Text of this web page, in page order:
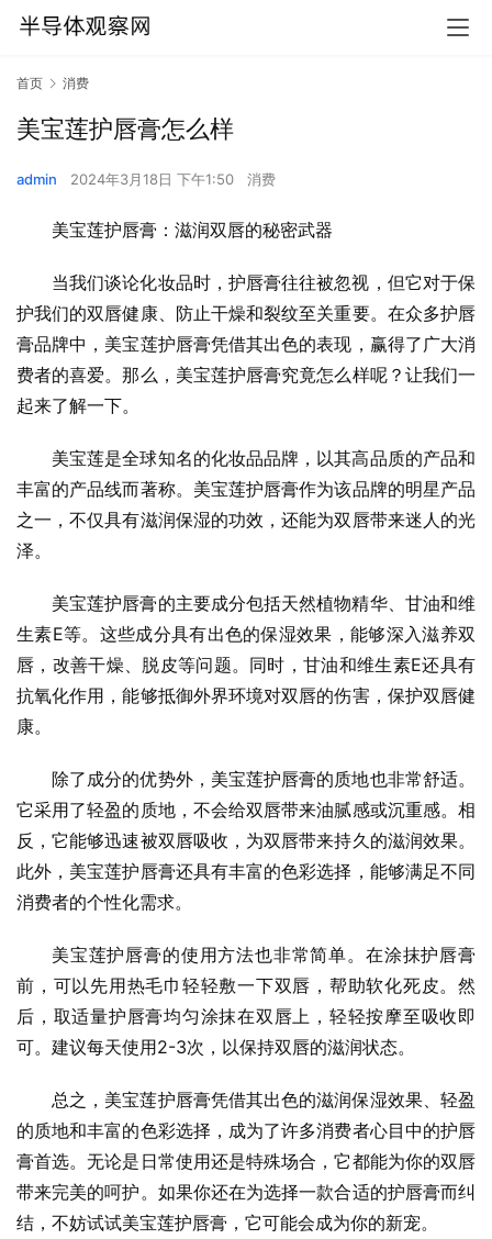
首页 消费
美宝莲护唇膏怎么样
admin 2024年3月18日 下午1:50 消费
美宝莲护唇膏：滋润双唇的秘密武器
当我们谈论化妆品时，护唇膏往往被忽视，但它对于保
护我们的双唇健康、防止干燥和裂纹至关重要。在众多护唇
膏品牌中，美宝莲护唇膏凭借其出色的表现，赢得了广大消
费者的喜爱。那么，美宝莲护唇膏究竟怎么样呢？让我们一
起来了解一下。
美宝莲是全球知名的化妆品品牌，以其高品质的产品和
丰富的产品线而著称。美宝莲护唇膏作为该品牌的明星产品
之一，不仅具有滋润保湿的功效，还能为双唇带来迷人的光
泽。
美宝莲护唇膏的主要成分包括天然植物精华、甘油和维
生素E等。这些成分具有出色的保湿效果，能够深入滋养双
唇，改善干燥、脱皮等问题。同时，甘油和维生素E还具有
抗氧化作用，能够抵御外界环境对双唇的伤害，保护双唇健
康。
除了成分的优势外，美宝莲护唇膏的质地也非常舒适。
它采用了轻盈的质地，不会给双唇带来油腻感或沉重感。相
反，它能够迅速被双唇吸收，为双唇带来持久的滋润效果。
此外，美宝莲护唇膏还具有丰富的色彩选择，能够满足不同
消费者的个性化需求。
美宝莲护唇膏的使用方法也非常简单。在涂抹护唇膏
前，可以先用热毛巾轻轻敷一下双唇，帮助软化死皮。然
后，取适量护唇膏均匀涂抹在双唇上，轻轻按摩至吸收即
可。建议每天使用2-3次，以保持双唇的滋润状态。
总之，美宝莲护唇膏凭借其出色的滋润保湿效果、轻盈
的质地和丰富的色彩选择，成为了许多消费者心目中的护唇
膏首选。无论是日常使用还是特殊场合，它都能为你的双唇
带来完美的呵护。如果你还在为选择一款合适的护唇膏而纠
结，不妨试试美宝莲护唇膏，它可能会成为你的新宠。